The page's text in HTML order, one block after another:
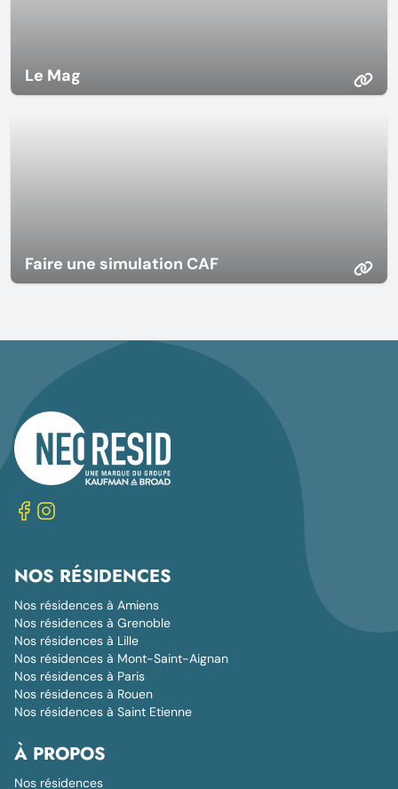
Le Mag
Faire une simulation CAF
NOS RÉSIDENCES
Nos résidences à Amiens
Nos résidences à Grenoble
Nos résidences à Lille
Nos résidences à Mont-Saint-Aignan
Nos résidences à Paris
Nos résidences à Rouen
Nos résidences à Saint Etienne
À PROPOS
Nos résidences